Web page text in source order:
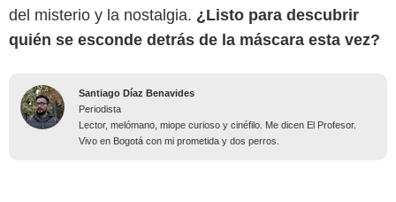
del misterio y la nostalgia. ¿Listo para descubrir
quién se esconde detrás de la máscara esta vez?
Santiago Díaz Benavides
Periodista
Lector, melómano, miope curioso y cinéfilo. Me dicen El Profesor.
Vivo en Bogotá con mi prometida y dos perros.